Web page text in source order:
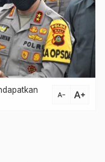
text_decrease text_increase